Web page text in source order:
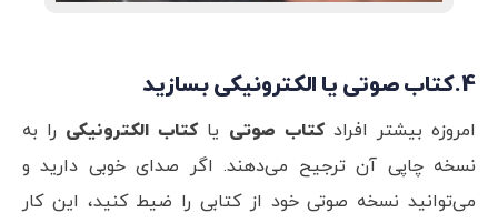
4.کتاب صوتی یا الکترونیکی بسازید
امروزه بیشتر افرادکتاب صوتی یاکتاب الکترونیکی را به
نسخه چاپی آن ترجیح می‌دهند. اگر صدای خوبی دارید و
می‌توانید نسخه صوتی خود از کتابی را ضیط کنید، این کار